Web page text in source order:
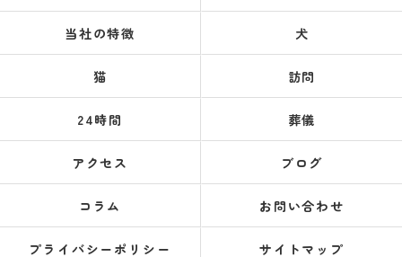
当社の特徴 犬
猫 訪問
24時間 葬儀
アクセス ブログ
コラム お問い合わせ
プライバシーポリシー サイトマップ